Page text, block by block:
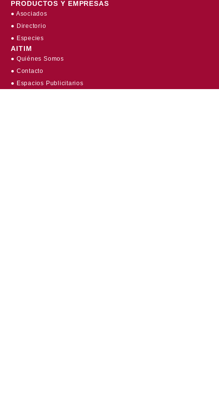
PRODUCTOS Y EMPRESAS
● Asociados
● Directorio
● Especies
AITIM
● Quiénes Somos
● Contacto
● Espacios Publicitarios